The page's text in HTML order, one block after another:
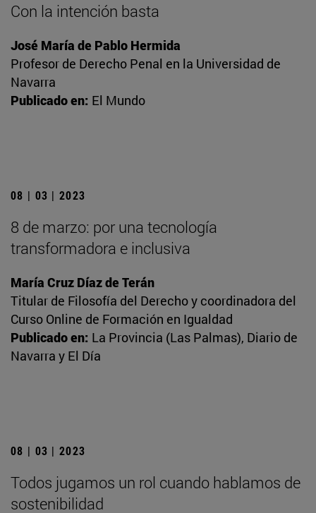
Con la intención basta
José María de Pablo Hermida
Profesor de Derecho Penal en la Universidad de
Navarra
Publicado en: El Mundo
08 | 03 | 2023
8 de marzo: por una tecnología
transformadora e inclusiva
María Cruz Díaz de Terán
Titular de Filosofía del Derecho y coordinadora del
Curso Online de Formación en Igualdad
Publicado en: La Provincia (Las Palmas), Diario de
Navarra y El Día
08 | 03 | 2023
Todos jugamos un rol cuando hablamos de
sostenibilidad